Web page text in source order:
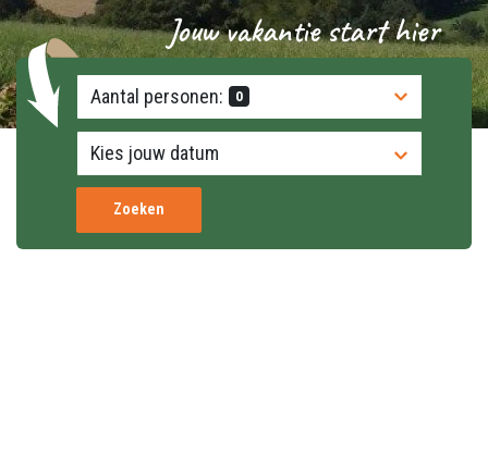
Jouw vakantie start hier
Aantal personen: 0
Zoeken